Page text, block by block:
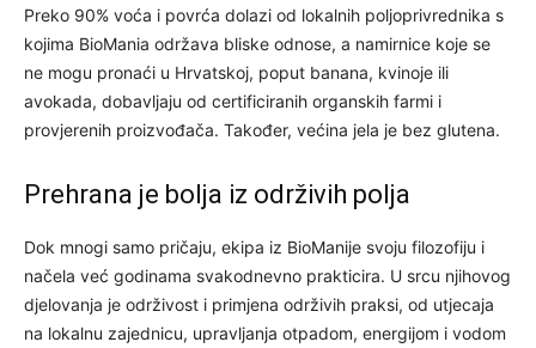
Preko 90% voća i povrća dolazi od lokalnih poljoprivrednika s
kojima BioMania održava bliske odnose, a namirnice koje se
ne mogu pronaći u Hrvatskoj, poput banana, kvinoje ili
avokada, dobavljaju od certificiranih organskih farmi i
provjerenih proizvođača. Također, većina jela je bez glutena.
Prehrana je bolja iz održivih polja
Dok mnogi samo pričaju, ekipa iz BioManije svoju filozofiju i
načela već godinama svakodnevno prakticira. U srcu njihovog
djelovanja je održivost i primjena održivih praksi, od utjecaja
na lokalnu zajednicu, upravljanja otpadom, energijom i vodom